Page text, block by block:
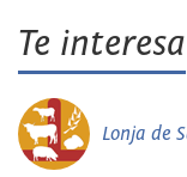
Te interesa
Lonja de